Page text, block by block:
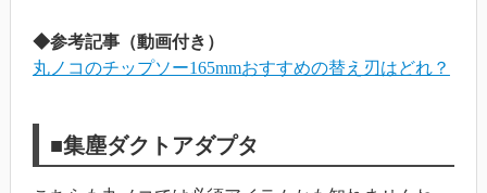
◆参考記事（動画付き）
丸ノコのチップソー165mmおすすめの替え刃はどれ？
■集塵ダクトアダプタ